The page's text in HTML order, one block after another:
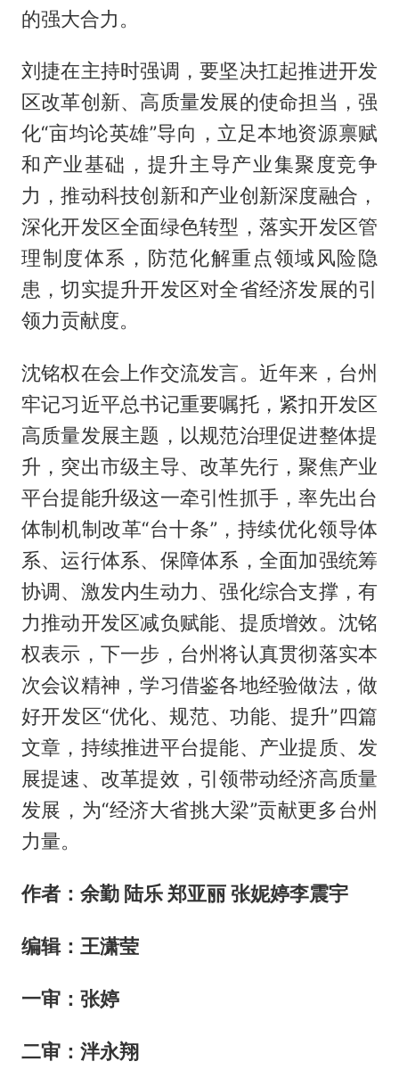
的强大合力。
刘捷在主持时强调，要坚决扛起推进开发
区改革创新、高质量发展的使命担当，强
化“亩均论英雄”导向，立足本地资源禀赋
和产业基础，提升主导产业集聚度竞争
力，推动科技创新和产业创新深度融合，
深化开发区全面绿色转型，落实开发区管
理制度体系，防范化解重点领域风险隐
患，切实提升开发区对全省经济发展的引
领力贡献度。
沈铭权在会上作交流发言。近年来，台州
牢记习近平总书记重要嘱托，紧扣开发区
高质量发展主题，以规范治理促进整体提
升，突出市级主导、改革先行，聚焦产业
平台提能升级这一牵引性抓手，率先出台
体制机制改革“台十条”，持续优化领导体
系、运行体系、保障体系，全面加强统筹
协调、激发内生动力、强化综合支撑，有
力推动开发区减负赋能、提质增效。沈铭
权表示，下一步，台州将认真贯彻落实本
次会议精神，学习借鉴各地经验做法，做
好开发区“优化、规范、功能、提升”四篇
文章，持续推进平台提能、产业提质、发
展提速、改革提效，引领带动经济高质量
发展，为“经济大省挑大梁”贡献更多台州
力量。
作者：余勤 陆乐 郑亚丽 张妮婷李震宇
编辑：王潇莹
一审：张婷
二审：泮永翔